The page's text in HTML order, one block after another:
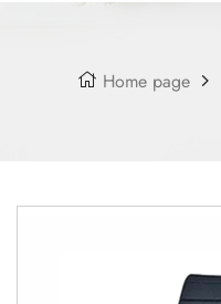
Home page